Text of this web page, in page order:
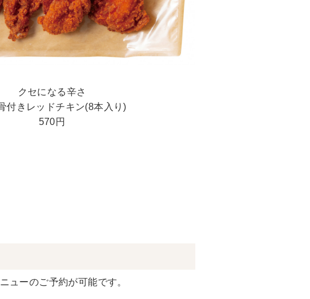
クセになる辛さ
付きレッドチキン(8本入り)
570円
ューのご予約が可能です。